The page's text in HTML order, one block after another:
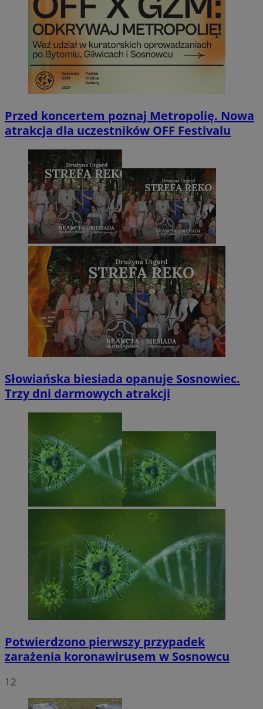
Przed koncertem poznaj Metropolię. Nowa
atrakcja dla uczestników OFF Festivalu
Słowiańska biesiada opanuje Sosnowiec.
Trzy dni darmowych atrakcji
Potwierdzono pierwszy przypadek
zarażenia koronawirusem w Sosnowcu
12